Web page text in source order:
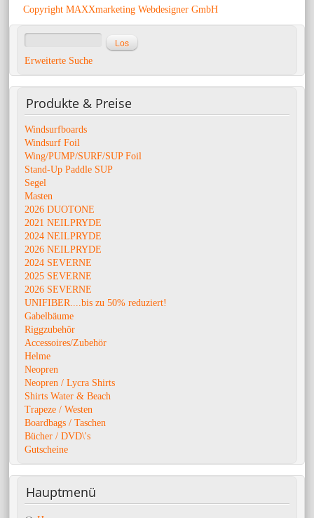
Copyright MAXXmarketing Webdesigner GmbH
Erweiterte Suche
Produkte & Preise
Windsurfboards
Windsurf Foil
Wing/PUMP/SURF/SUP Foil
Stand-Up Paddle SUP
Segel
Masten
2026 DUOTONE
2021 NEILPRYDE
2024 NEILPRYDE
2026 NEILPRYDE
2024 SEVERNE
2025 SEVERNE
2026 SEVERNE
UNIFIBER....bis zu 50% reduziert!
Gabelbäume
Riggzubehör
Accessoires/Zubehör
Helme
Neopren
Neopren / Lycra Shirts
Shirts Water & Beach
Trapeze / Westen
Boardbags / Taschen
Bücher / DVD\'s
Gutscheine
Hauptmenü